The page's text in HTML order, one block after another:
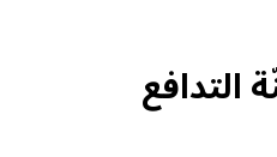
التدافع